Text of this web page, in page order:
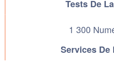
Tests De
1 300
Services De